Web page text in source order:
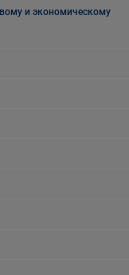
и экономическому